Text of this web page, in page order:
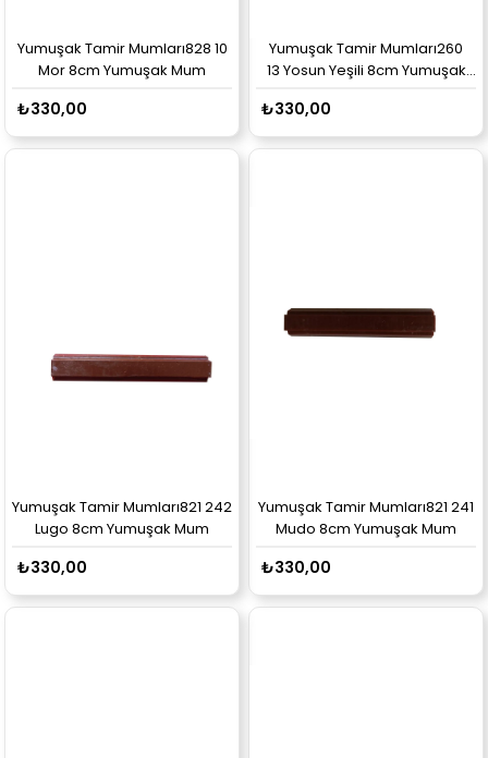
Yumuşak Tamir Mumları828 10
Mor 8cm Yumuşak Mum
₺330,00
Yumuşak Tamir Mumları260
13 Yosun Yeşili 8cm Yumuşak
₺330,00
Yumuşak Tamir Mumları821 242
Lugo 8cm Yumuşak Mum
₺330,00
Yumuşak Tamir Mumları821 241
Mudo 8cm Yumuşak Mum
₺330,00